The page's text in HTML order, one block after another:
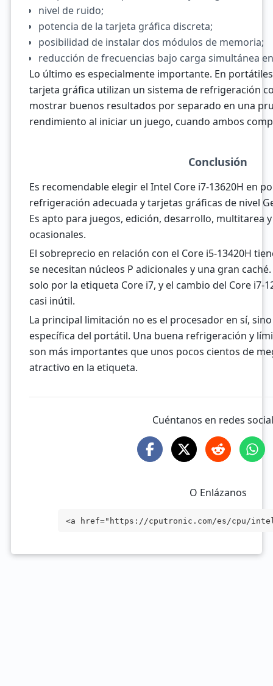
nivel de ruido;
potencia de la tarjeta gráfica discreta;
posibilidad de instalar dos módulos de memoria;
reducción de frecuencias bajo carga simultánea en
Lo último es especialmente importante. En
tarjeta gráfica utilizan un sistema de refrigeración
mostrar buenos resultados por separado en una
rendimiento al iniciar un juego, cuando ambos
Conclusión
Es recomendable elegir el Intel Core i7-13620H en
refrigeración adecuada y tarjetas gráficas de nivel
Es apto para juegos, edición, desarrollo, multitarea
ocasionales.
El sobreprecio en relación con el Core i5-13420H
se necesitan núcleos P adicionales y una gran
solo por la etiqueta Core i7, y el cambio del Core i7-
casi inútil.
La principal limitación no es el procesador en sí,
específica del portátil. Una buena refrigeración y
son más importantes que unos pocos cientos de
atractivo en la etiqueta.
Cuéntanos en redes
O Enlázanos
<a href="https://cputronic.com/es/cpu/